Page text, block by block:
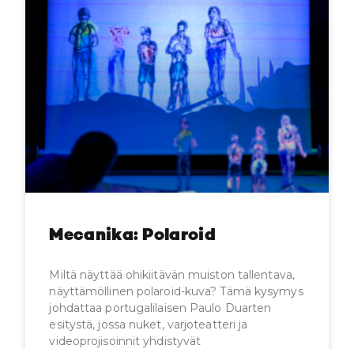
Mecanika: Polaroid
Miltä näyttää ohikiitävän muiston tallentava,
näyttämöllinen polaroid-kuva? Tämä kysymys
johdattaa portugalilaisen Paulo Duarten
esitystä, jossa nuket, varjoteatteri ja
videoprojisoinnit yhdistyvät